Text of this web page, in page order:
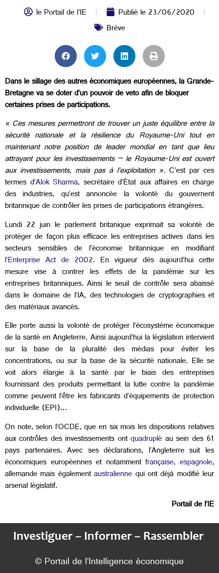
le Portail de l'IE Publié le23/06/2020
Brève
Dans le sillage des autres économiques européennes, la Grande-
Bretagne va se doter d’un pouvoir de veto afin de bloquer
certaines prises de participations.
« Ces mesures permettront de trouver un juste équilibre entre la
sécurité nationale et la résilience du Royaume-Uni tout en
maintenant notre position de leader mondial en tant que lieu
attrayant pour les investissements – le Royaume-Uni est ouvert
aux investissements, mais pas à l’exploitation ». C’est par ces
termes d’Alok Sharma, secrétaire d’État aux affaires en charge
des industries, qu’est annoncée la volonté du gouvernent
britannique de contrôler les prises de participations étrangères.
Lundi 22 juin le parlement britanique exprimait sa volonté de
protéger de façon plus efficace les entreprises actives dans les
secteurs sensibles de l’économie britannique en modifiant
l’Enterprise Act de 2002. En vigueur dès aujourd’hui cette
mesure vise à contrer les effets de la pandémie sur les
entreprises britanniques. Ainsi le seuil de contrôle sera abaissé
dans le domaine de l’IA, des technologies de cryptographies et
des matériaux avancés.
Elle porte aussi la volonté de protéger l’écosystème économique
de la santé en Angleterre. Ainsi aujourd’hui la législation intervient
sur la base de la pluralité des médias pour éviter les
concentrations, ou sur la base de la sécurité nationale. Elle se
voit alors élargie à la santé par le biais des entreprises
fournissant des produits permettant la lutte contre la pandémie
comme peuvent l’être les fabricants d’équipements de protection
individuelle (EPI)…
On note, selon l’OCDE, que en six mois les dispositions relatives
aux contrôles des investissements ontquadruplé au sein des 61
pays partenaires. Avec ses déclarations, l’Angleterre suit les
économiques européennes et notammentfrançaise,espagnole,
allemande mais égalementaustralienne qui ont déjà modifié leur
arsenal législatif.
Portail de l’IE
Investiguer – Informer – Rassembler
© Portail de l’Intelligence économique